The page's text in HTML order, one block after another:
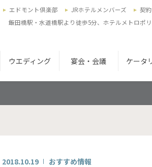
ウエディング 宴会・会議 ケータ
エドモント倶楽部 JRホテルメンバーズ
契
飯田橋駅・水道橋駅より徒歩5分、ホテルメトロポ
2018.10.19 おすすめ情報